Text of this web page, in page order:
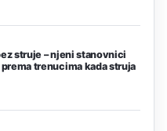
struje – njeni stanovnici
trenucima kada struja